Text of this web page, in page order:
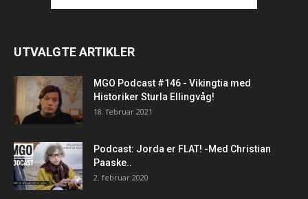
UTVALGTE ARTIKLER
MGO Podcast #146 - Vikingtia med
Historiker Sturla Ellingvåg!
18. februar 2021
Podcast: Jorda er FLAT! -Med Christian
Paaske..
2. februar 2020